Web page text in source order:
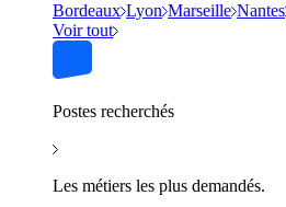
Bordeaux Lyon Marseille Nantes
Voir tout
Postes recherchés
Les métiers les plus demandés.